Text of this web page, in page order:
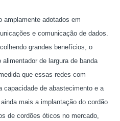
amplamente adotados em
e comunicação de dados.
grandes benefícios, o
de largura de banda
que essas redes com
capacidade de abastecimento e a
mais a implantação do cordão
de cordões óticos no mercado,